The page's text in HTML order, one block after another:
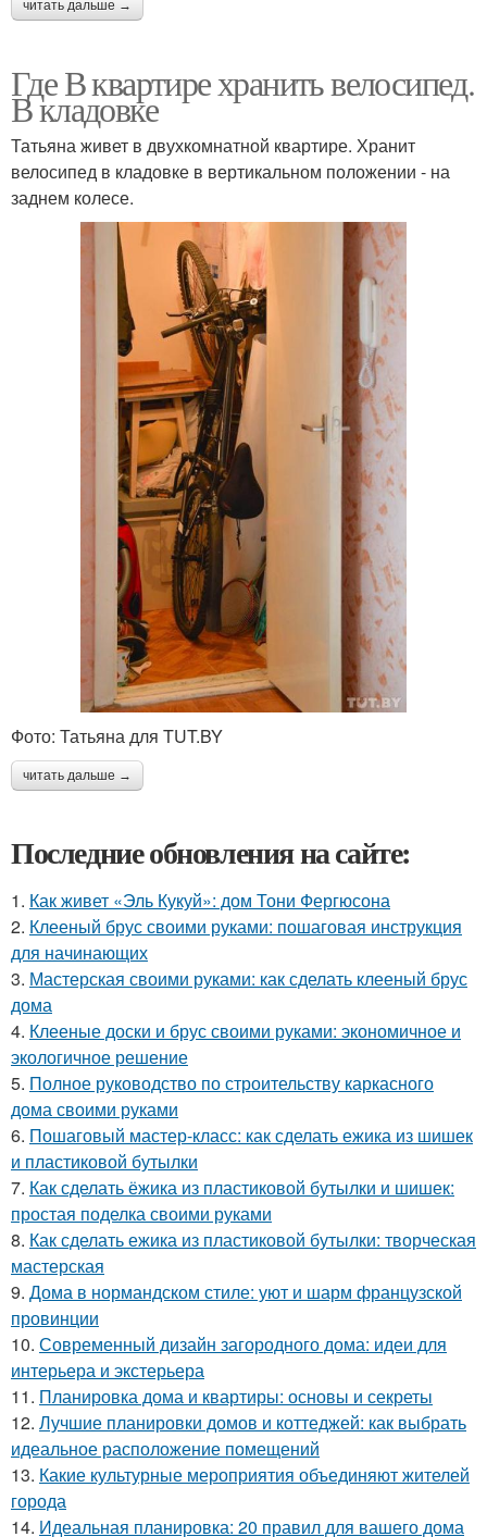
читать дальше →
Где В квартире хранить велосипед.
В кладовке
Татьяна живет в двухкомнатной квартире. Хранит
велосипед в кладовке в вертикальном положении - на
заднем колесе.
Фото: Татьяна для TUT.BY
читать дальше →
Последние обновления на сайте:
1. Как живет «Эль Кукуй»: дом Тони Фергюсона
2. Клееный брус своими руками: пошаговая инструкция
для начинающих
3. Мастерская своими руками: как сделать клееный брус
дома
4. Клееные доски и брус своими руками: экономичное и
экологичное решение
5. Полное руководство по строительству каркасного
дома своими руками
6. Пошаговый мастер-класс: как сделать ежика из шишек
и пластиковой бутылки
7. Как сделать ёжика из пластиковой бутылки и шишек:
простая поделка своими руками
8. Как сделать ежика из пластиковой бутылки: творческая
мастерская
9. Дома в нормандском стиле: уют и шарм французской
провинции
10. Современный дизайн загородного дома: идеи для
интерьера и экстерьера
11. Планировка дома и квартиры: основы и секреты
12. Лучшие планировки домов и коттеджей: как выбрать
идеальное расположение помещений
13. Какие культурные мероприятия объединяют жителей
города
14. Идеальная планировка: 20 правил для вашего дома